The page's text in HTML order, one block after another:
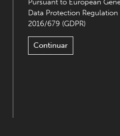
Pursuant to European
Data Protection Regulation
2016/679 (GDPR)
Continuar